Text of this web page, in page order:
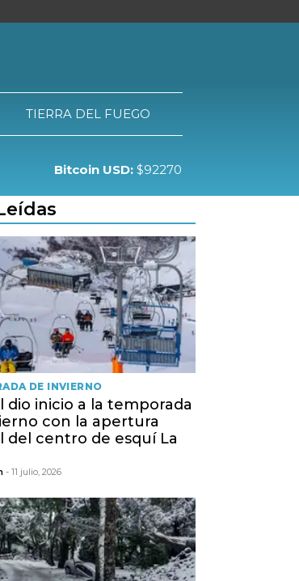
TIERRA DEL FUEGO
Bitcoin USD: $92270
DE INVIERNO
dio inicio a la temporada
con la apertura
del centro de esquí La
- 11 julio, 2026